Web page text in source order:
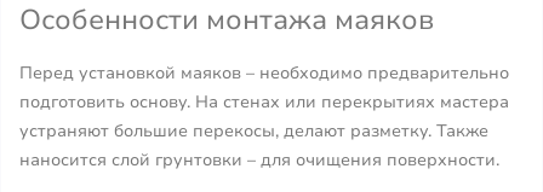
Особенности монтажа маяков
Перед установкой маяков – необходимо предварительно
подготовить основу. На стенах или перекрытиях мастера
устраняют большие перекосы, делают разметку. Также
наносится слой грунтовки – для очищения поверхности.